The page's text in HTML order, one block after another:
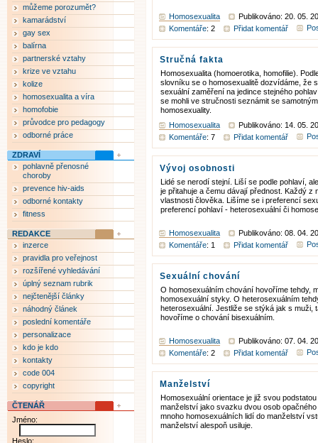
Homosexualita
Publikováno: 20. 05.
Komentáře: 2 Přidat komentář
Stručná fakta
Homosexualita (homoerotika, homofilie).
slovníku se o homosexualitě dozvídáme, že
sexuální zaměření na jedince stejného
se mohli ve stručnosti seznámit se
homosexuality.
Homosexualita
Publikováno: 14. 05.
Komentáře: 7 Přidat komentář
Vývoj osobnosti
Lidé se nerodí stejní. Liší se podle pohlaví,
je přitahuje a čemu dávají přednost. Každý z
vlastnosti člověka. Lišíme se i preferencí
preferencí pohlaví - heterosexuální či
Homosexualita
Publikováno: 08. 04.
Komentáře: 1 Přidat komentář
Sexuální chování
O homosexuálním chování hovoříme tehdy,
homosexuální styky. O heterosexuálním
heterosexuální. Jestliže se stýká jak s muži,
hovoříme o chování bisexuálním.
Homosexualita
Publikováno: 07. 04.
Komentáře: 2 Přidat komentář
Manželství
Homosexuální orientace je již svou
manželství jako svazku dvou osob
mnoho homosexuálních lidí do manželství
manželství alespoň usiluje.
můžeme porozumět?
kamarádství
gay sex
balírna
partnerské vztahy
krize ve vztahu
kolize
homosexualita a víra
homofobie
průvodce pro pedagogy
odborné práce
ZDRAVÍ
pohlavně přenosné
choroby
prevence hiv-aids
odborné kontakty
fitness
REDAKCE
inzerce
pravidla pro veřejnost
rozšířené vyhledávání
úplný seznam rubrik
nejčtenější články
náhodný článek
poslední komentáře
personalizace
kdo je kdo
kontakty
code 004
copyright
ČTENÁŘ
Jméno:
Heslo: